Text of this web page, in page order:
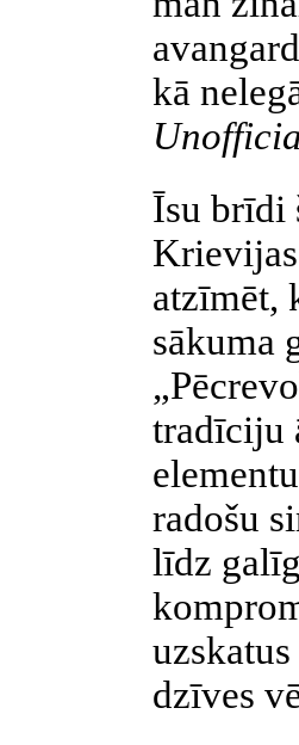
kā
Īsu brīdi
atzīmēt,
sākuma
tradīciju
elementu
radošu
līdz
dzīves